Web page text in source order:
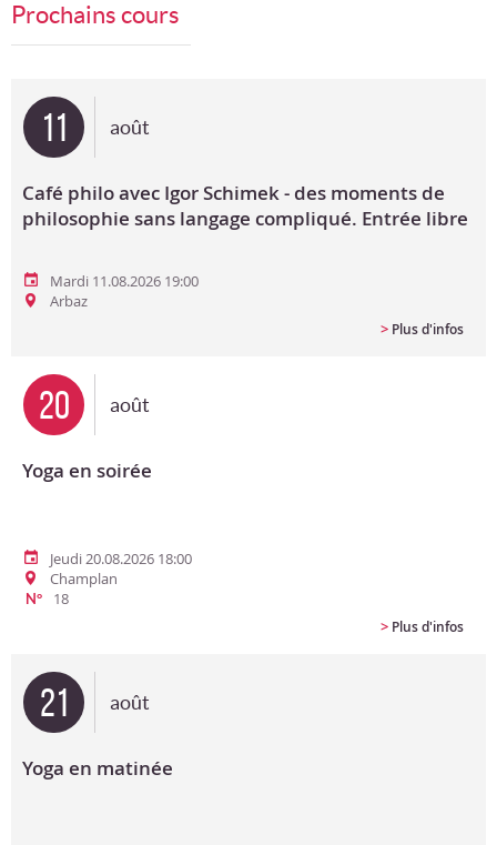
Suggestions
Prochains cours
11 août
Café philo avec Igor Schimek - des moments de
philosophie sans langage compliqué. Entrée libre
Mardi 11.08.2026 19:00
Arbaz
> Plus d'infos
20 août
Yoga en soirée
Jeudi 20.08.2026 18:00
Champlan
N°
18
> Plus d'infos
21 août
Yoga en matinée